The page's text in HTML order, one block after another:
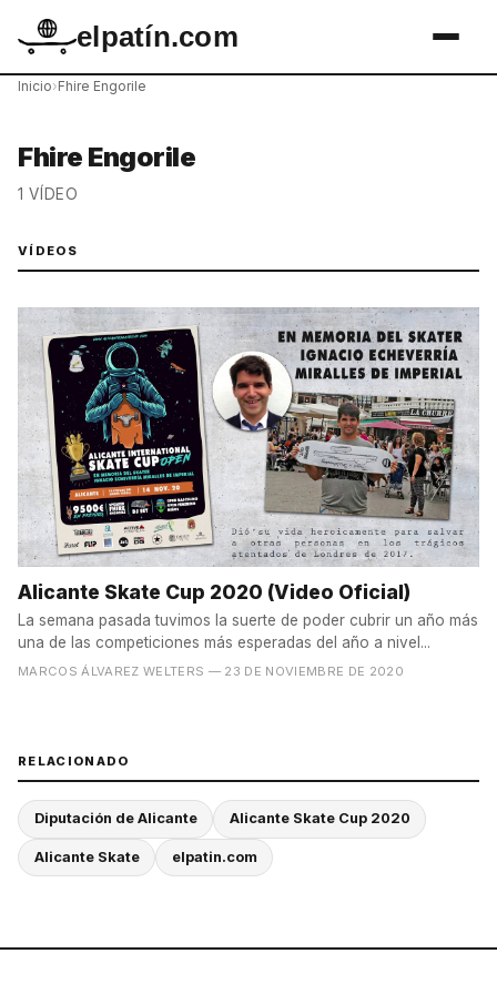
elpatín.com
Inicio›Fhire Engorile
Fhire Engorile
1 VÍDEO
VÍDEOS
Alicante Skate Cup 2020 (Video Oficial)
La semana pasada tuvimos la suerte de poder cubrir un año más
una de las competiciones más esperadas del año a nivel...
MARCOS ÁLVAREZ WELTERS — 23 DE NOVIEMBRE DE 2020
RELACIONADO
Diputación de Alicante Alicante Skate Cup 2020
Alicante Skate elpatin.com